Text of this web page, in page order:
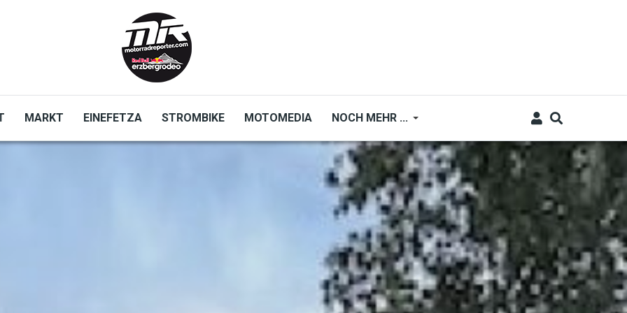
MARKT EINEFETZA STROMBIKE MOTOMEDIA NOCH MEHR ...